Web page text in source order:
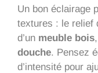
Un bon éclairage
textures : le relief
d’un meuble bois
douche. Pensez
d’intensité pour